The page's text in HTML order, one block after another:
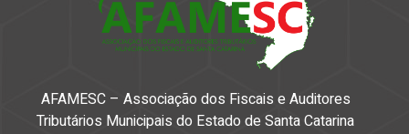
AFAMESC – Associação dos Fiscais e Auditores
Tributários Municipais do Estado de Santa Catarina